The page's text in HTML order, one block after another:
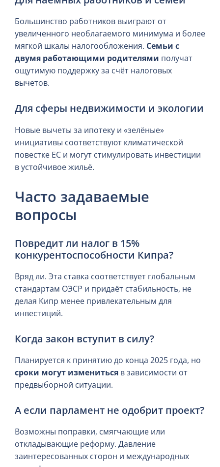
Большинство работников выиграют от
увеличенного необлагаемого минимума и более
мягкой шкалы налогообложения. Семьи с
двумя работающими родителями получат
ощутимую поддержку за счёт налоговых
вычетов.
Для сферы недвижимости и экологии
Новые вычеты за ипотеку и «зелёные»
инициативы соответствуют климатической
повестке ЕС и могут стимулировать инвестиции
в устойчивое жильё.
Часто задаваемые
вопросы
Повредит ли налог в 15%
конкурентоспособности Кипра?
Вряд ли. Эта ставка соответствует глобальным
стандартам ОЭСР и придаёт стабильность, не
делая Кипр менее привлекательным для
инвестиций.
Когда закон вступит в силу?
Планируется к принятию до конца 2025 года, но
сроки могут измениться в зависимости от
предвыборной ситуации.
А если парламент не одобрит проект?
Возможны поправки, смягчающие или
откладывающие реформу. Давление
заинтересованных сторон и международных